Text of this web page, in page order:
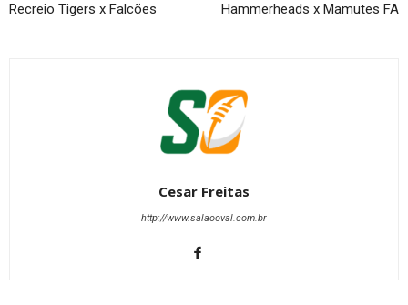
Recreio Tigers x Falcões Hammerheads x Mamutes FA
Cesar Freitas
http://www.salaooval.com.br